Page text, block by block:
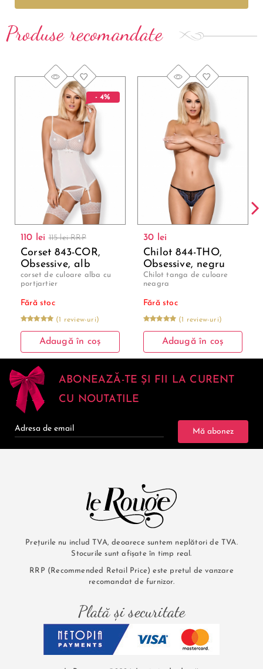
Produse recomandate
- 4%
110 lei115 lei RRP
Corset 843-COR,
Obsessive, alb
corset de culoare alba cu
portjartier
Fără stoc
(1 review-uri)
Adaugă în coș
30 lei
Chilot 844-THO,
Obsessive, negru
Chilot tanga de culoare
neagra
Fără stoc
(1 review-uri)
Adaugă în coș
ABONEAZĂ-TE ȘI FII LA CURENT
CU NOUTATILE
Mă abonez
Prețurile nu includ TVA, deoarece suntem neplători de TVA.
Stocurile sunt afișate în timp real.
RRP (Recommended Retail Price) este pretul de vanzare
recomandat de furnizor.
Plată și securitate